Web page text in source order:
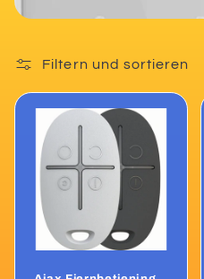
:
Filtern und sortieren